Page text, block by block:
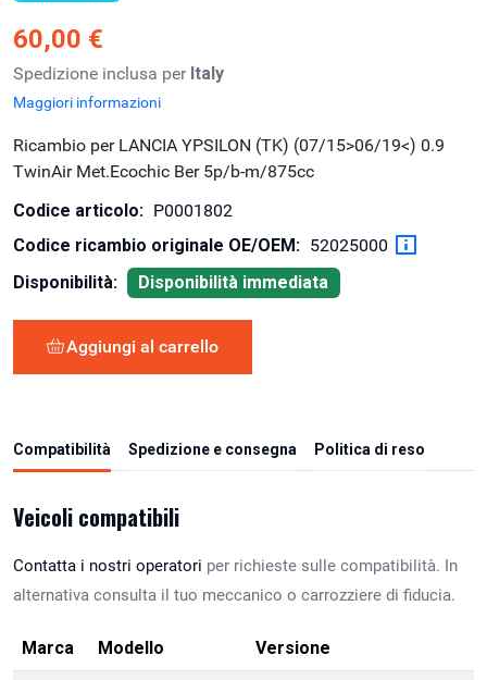
60,00 €
Spedizione inclusa per Italy
Maggiori informazioni
Ricambio per LANCIA YPSILON (TK) (07/15>06/19<) 0.9
TwinAir Met.Ecochic Ber 5p/b-m/875cc
Codice articolo: P0001802
Codice ricambio originale OE/OEM: 52025000
Disponibilità:
Disponibilità immediata
Aggiungi al carrello
Compatibilità Spedizione e consegna Politica di reso
Veicoli compatibili
Contatta i nostri operatori per richieste sulle compatibilità. In
alternativa consulta il tuo meccanico o carrozziere di fiducia.
Marca Modello Versione